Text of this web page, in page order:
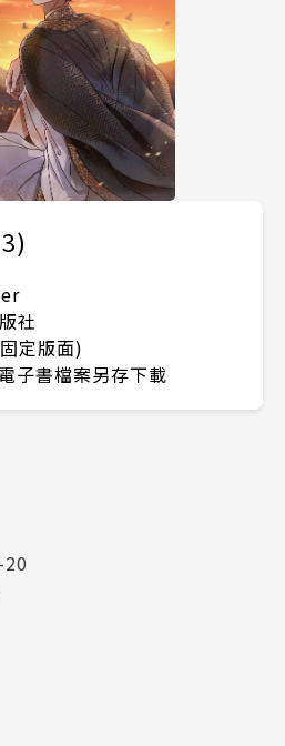
社
定版面)
子書檔案另存下載